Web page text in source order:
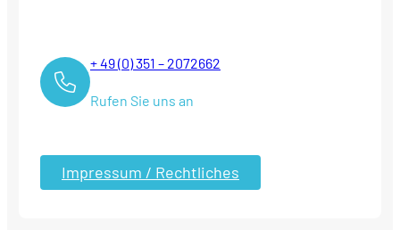
+ 49 (0) 351 – 2072662
Rufen Sie uns an
Impressum / Rechtliches